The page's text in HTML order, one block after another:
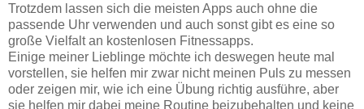
Trotzdem lassen sich die meisten Apps auch ohne die
passende Uhr verwenden und auch sonst gibt es eine so
große Vielfalt an kostenlosen Fitnessapps.
Einige meiner Lieblinge möchte ich deswegen heute mal
vorstellen, sie helfen mir zwar nicht meinen Puls zu messen
oder zeigen mir, wie ich eine Übung richtig ausführe, aber
sie helfen mir dabei meine Routine beizubehalten und keine